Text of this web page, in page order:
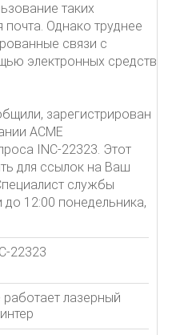
таких
почта. Однако труднее
связи с
электронных средств
зарегистрирован
ACME
INC-22323. Этот
для ссылок на Ваш
службы
12:00 понедельника,
22323
работает лазерный